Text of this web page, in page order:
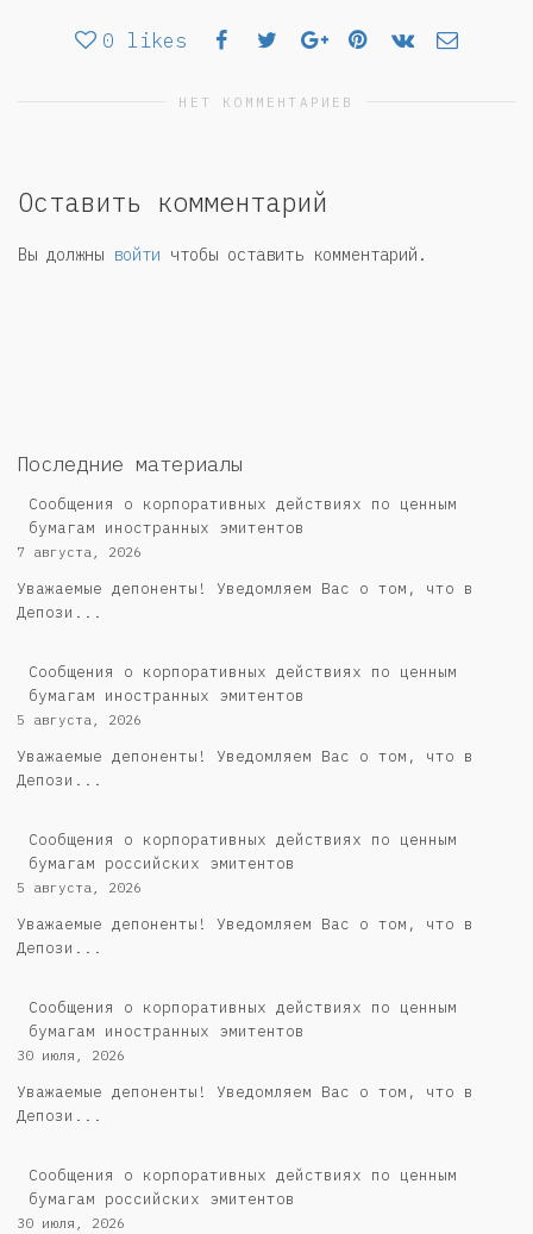
0 likes
НЕТ КОММЕНТАРИЕВ
Оставить комментарий
Вы должны войти чтобы оставить комментарий.
Последние материалы
Сообщения о корпоративных действиях по ценным
бумагам иностранных эмитентов
7 августа, 2026
Уважаемые депоненты! Уведомляем Вас о том, что в
Депози...
Сообщения о корпоративных действиях по ценным
бумагам иностранных эмитентов
5 августа, 2026
Уважаемые депоненты! Уведомляем Вас о том, что в
Депози...
Cообщения о корпоративных действиях по ценным
бумагам российских эмитентов
5 августа, 2026
Уважаемые депоненты! Уведомляем Вас о том, что в
Депози...
Сообщения о корпоративных действиях по ценным
бумагам иностранных эмитентов
30 июля, 2026
Уважаемые депоненты! Уведомляем Вас о том, что в
Депози...
Cообщения о корпоративных действиях по ценным
бумагам российских эмитентов
30 июля, 2026